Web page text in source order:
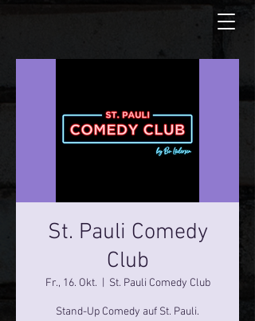
St. Pauli Comedy
Club
Fr., 16. Okt. St. Pauli Comedy Club
Stand-Up Comedy auf St. Pauli.